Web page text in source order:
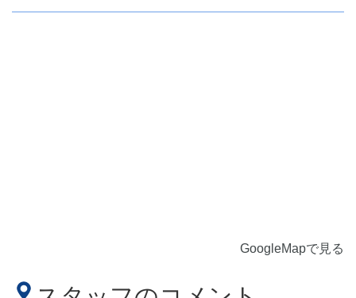
GoogleMapで見る